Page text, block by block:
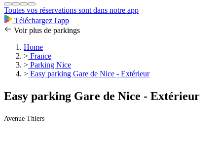
Toutes vos réservations sont dans notre app
Téléchargez l'app
Voir plus de parkings
Home
> France
> Parking Nice
> Easy parking Gare de Nice - Extérieur
Easy parking Gare de Nice - Extérieur
Avenue Thiers